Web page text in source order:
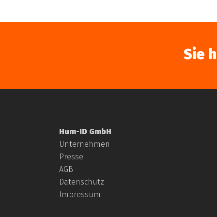
Sie
Hum-ID GmbH
Unternehmen
Presse
AGB
Datenschutz
Impressum